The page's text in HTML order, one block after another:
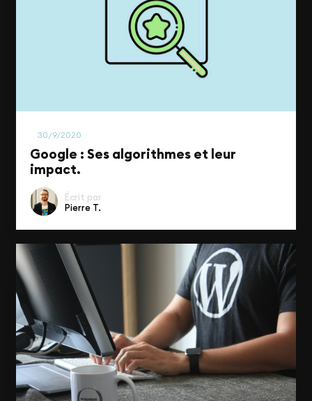
30/9/2020
Google : Ses algorithmes et leur
impact.
Écrit par
Pierre T.